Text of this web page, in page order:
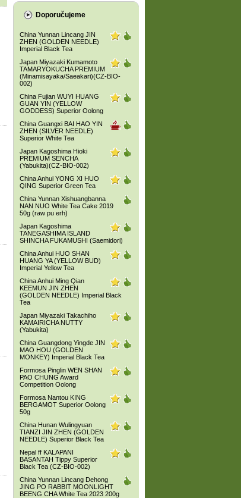
Doporučujeme
China Yunnan Lincang JIN
ZHEN (GOLDEN NEEDLE)
Imperial Black Tea
Japan Miyazaki Kumamoto
TAMARYOKUCHA PREMIUM
(Minamisayaka/Saeakari)(CZ-BIO-
002)
China Fujian WUYI HUANG
GUAN YIN (YELLOW
GODDESS) Superior Oolong
China Guangxi BAI HAO YIN
ZHEN (SILVER NEEDLE)
Superior White Tea
Japan Kagoshima Hioki
PREMIUM SENCHA
(Yabukita)(CZ-BIO-002)
China Anhui YONG XI HUO
QING Superior Green Tea
China Yunnan Xishuangbanna
NAN NUO White Tea Cake 2019
50g (raw pu erh)
Japan Kagoshima
TANEGASHIMA ISLAND
SHINCHA FUKAMUSHI (Saemidori)
China Anhui HUO SHAN
HUANG YA (YELLOW BUD)
Imperial Yellow Tea
China Anhui Ming Qian
KEEMUN JIN ZHEN
(GOLDEN NEEDLE) Imperial Black
Tea
Japan Miyazaki Takachiho
KAMAIRICHA NUTTY
(Yabukita)
China Guangdong Yingde JIN
MAO HOU (GOLDEN
MONKEY) Imperial Black Tea
Formosa Pinglin WEN SHAN
PAO CHUNG Award
Competition Oolong
Formosa Nantou KING
BERGAMOT Superior Oolong
50g
China Hunan Wulingyuan
TIANZI JIN ZHEN (GOLDEN
NEEDLE) Superior Black Tea
Nepal ff KALAPANI
BASANTAH Tippy Superior
Black Tea (CZ-BIO-002)
China Yunnan Lincang Dehong
JING PO RABBIT MOONLIGHT
BEENG CHA White Tea 2023 200g